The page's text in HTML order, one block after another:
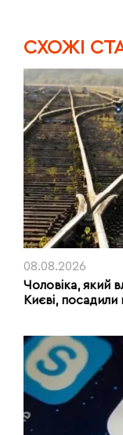
CХОЖІ
08.08.2026
Чоловіка, який
Києві, посадили